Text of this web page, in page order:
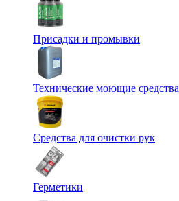
Присадки и промывки
Технические моющие средства
Средства для очистки рук
Герметики